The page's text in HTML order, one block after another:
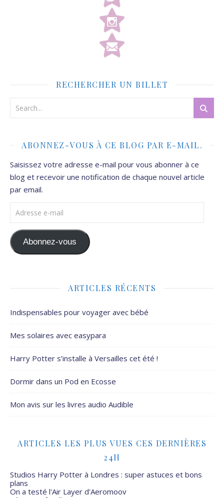
RECHERCHER UN BILLET
ABONNEZ-VOUS À CE BLOG PAR E-MAIL.
Saisissez votre adresse e-mail pour vous abonner à ce
blog et recevoir une notification de chaque nouvel article
par email.
Adresse e-mail
Abonnez-vous
ARTICLES RÉCENTS
Indispensables pour voyager avec bébé
Mes solaires avec easypara
Harry Potter s’installe à Versailles cet été !
Dormir dans un Pod en Ecosse
Mon avis sur les livres audio Audible
ARTICLES LES PLUS VUES CES DERNIÈRES
24H
Studios Harry Potter à Londres : super astuces et bons
plans
On a testé l'Air Layer d'Aeromoov